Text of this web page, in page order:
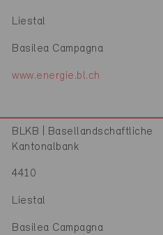
Liestal
Basilea Campagna
www.energie.bl.ch
BLKB | Basellandschaftliche
Kantonalbank
4410
Liestal
Basilea Campagna